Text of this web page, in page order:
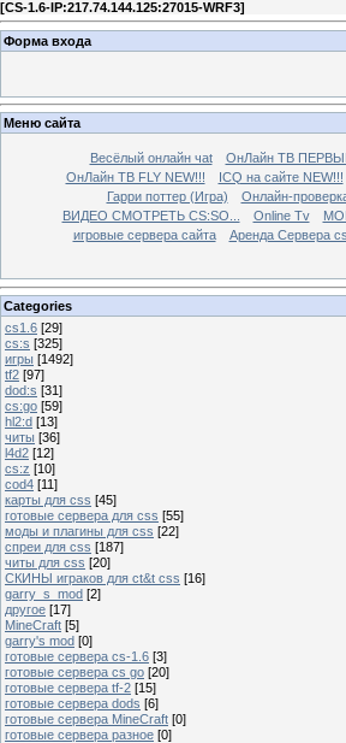
[CS-1.6-IP:217.74.144.125:27015-WRF3]
Форма входа
Меню сайта
Весёлый онлайн чаt ОнЛайн ТВ
ОнЛайн ТВ FLY NEW!!!
ICQ на сайте NEW!!!
Гарри поттер (Игра)
Онлайн-проверка
ВИДЕО СМОТРЕТЬ CS:SO...
Online Tv
игровые сервера сайта
Аренда Сервера
Categories
cs1.6 [29]
cs:s [325]
игры [1492]
tf2 [97]
dod:s [31]
cs:go [59]
hl2:d [13]
читы [36]
l4d2 [12]
cs:z [10]
cod4 [11]
карты для css [45]
готовые сервера для css [55]
моды и плагины для css [22]
спреи для css [187]
читы для css [20]
СКИНЫ играков для ct&t css [16]
garry_s_mod [2]
другое [17]
MineCraft [5]
garry's mod [0]
готовые сервера cs-1.6 [3]
готовые сервера cs go [20]
готовые сервера tf-2 [15]
готовые сервера dods [6]
готовые сервера MineCraft [0]
готовые сервера разное [0]